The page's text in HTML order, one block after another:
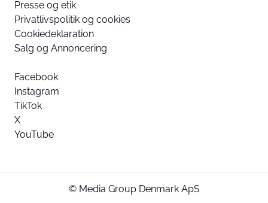
Presse og etik
Privatlivspolitik og cookies
Cookiedeklaration
Salg og Annoncering
Facebook
Instagram
TikTok
X
YouTube
© Media Group Denmark ApS